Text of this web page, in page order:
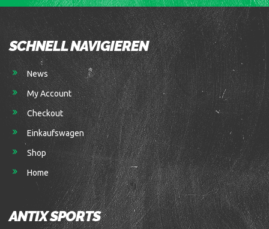
SCHNELL NAVIGIEREN
News
My Account
Checkout
Einkaufswagen
Shop
Home
ANTIX SPORTS